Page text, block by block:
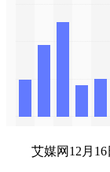
艾媒网12月16日